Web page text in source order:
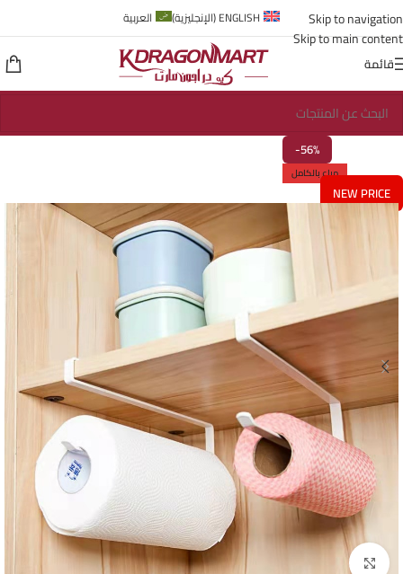
Skip to navigation
Skip to main content
ENGLISH
(الإنجليزية) العربية
قائمة
-56%
مباع بالكامل
NEW PRICE
Click to enlarge